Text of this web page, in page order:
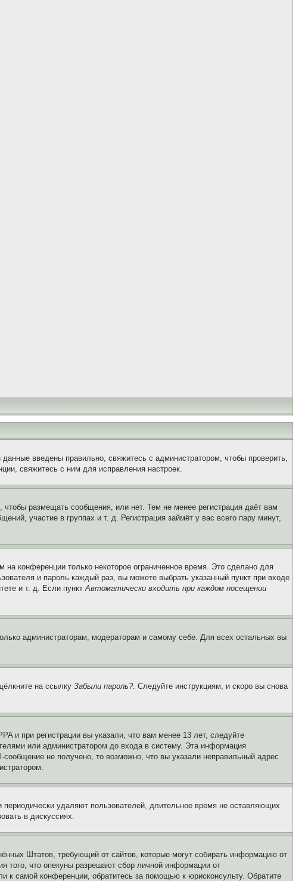
введены правильно, свяжитесь с администратором, чтобы проверить,
свяжитесь с ним для исправления настроек.
размещать сообщения, или нет. Тем не менее регистрация даёт вам
участие в группах и т. д. Регистрация займёт у вас всего пару минут,
конференции только некоторое ограниченное время. Это сделано для
и пароль каждый раз, вы можете выбрать указанный пункт при входе
и т. д. Если пунктАвтоматически входить при каждом посещении
администраторам, модераторам и самому себе. Для всех остальных вы
на ссылку Забыли пароль?. Следуйте инструкциям, и скоро вы снова
и при регистрации вы указали, что вам менее 13 лет, следуйте
или администратором до входа в систему. Эта информация
не получено, то возможно, что вы указали неправильный адрес
удаляют пользователей, длительное время не оставляющих
в дискуссиях.
Штатов, требующий от сайтов, которые могут собирать информацию от
того, что опекуны разрешают сбор личной информации от
самой конференции, обратитесь за помощью к юрисконсульту. Обратите